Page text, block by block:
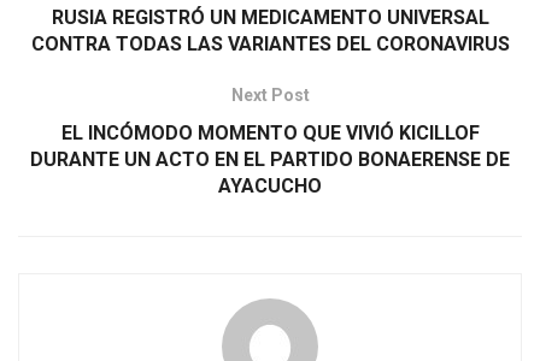
RUSIA REGISTRÓ UN MEDICAMENTO UNIVERSAL
CONTRA TODAS LAS VARIANTES DEL CORONAVIRUS
Next Post
EL INCÓMODO MOMENTO QUE VIVIÓ KICILLOF
DURANTE UN ACTO EN EL PARTIDO BONAERENSE DE
AYACUCHO